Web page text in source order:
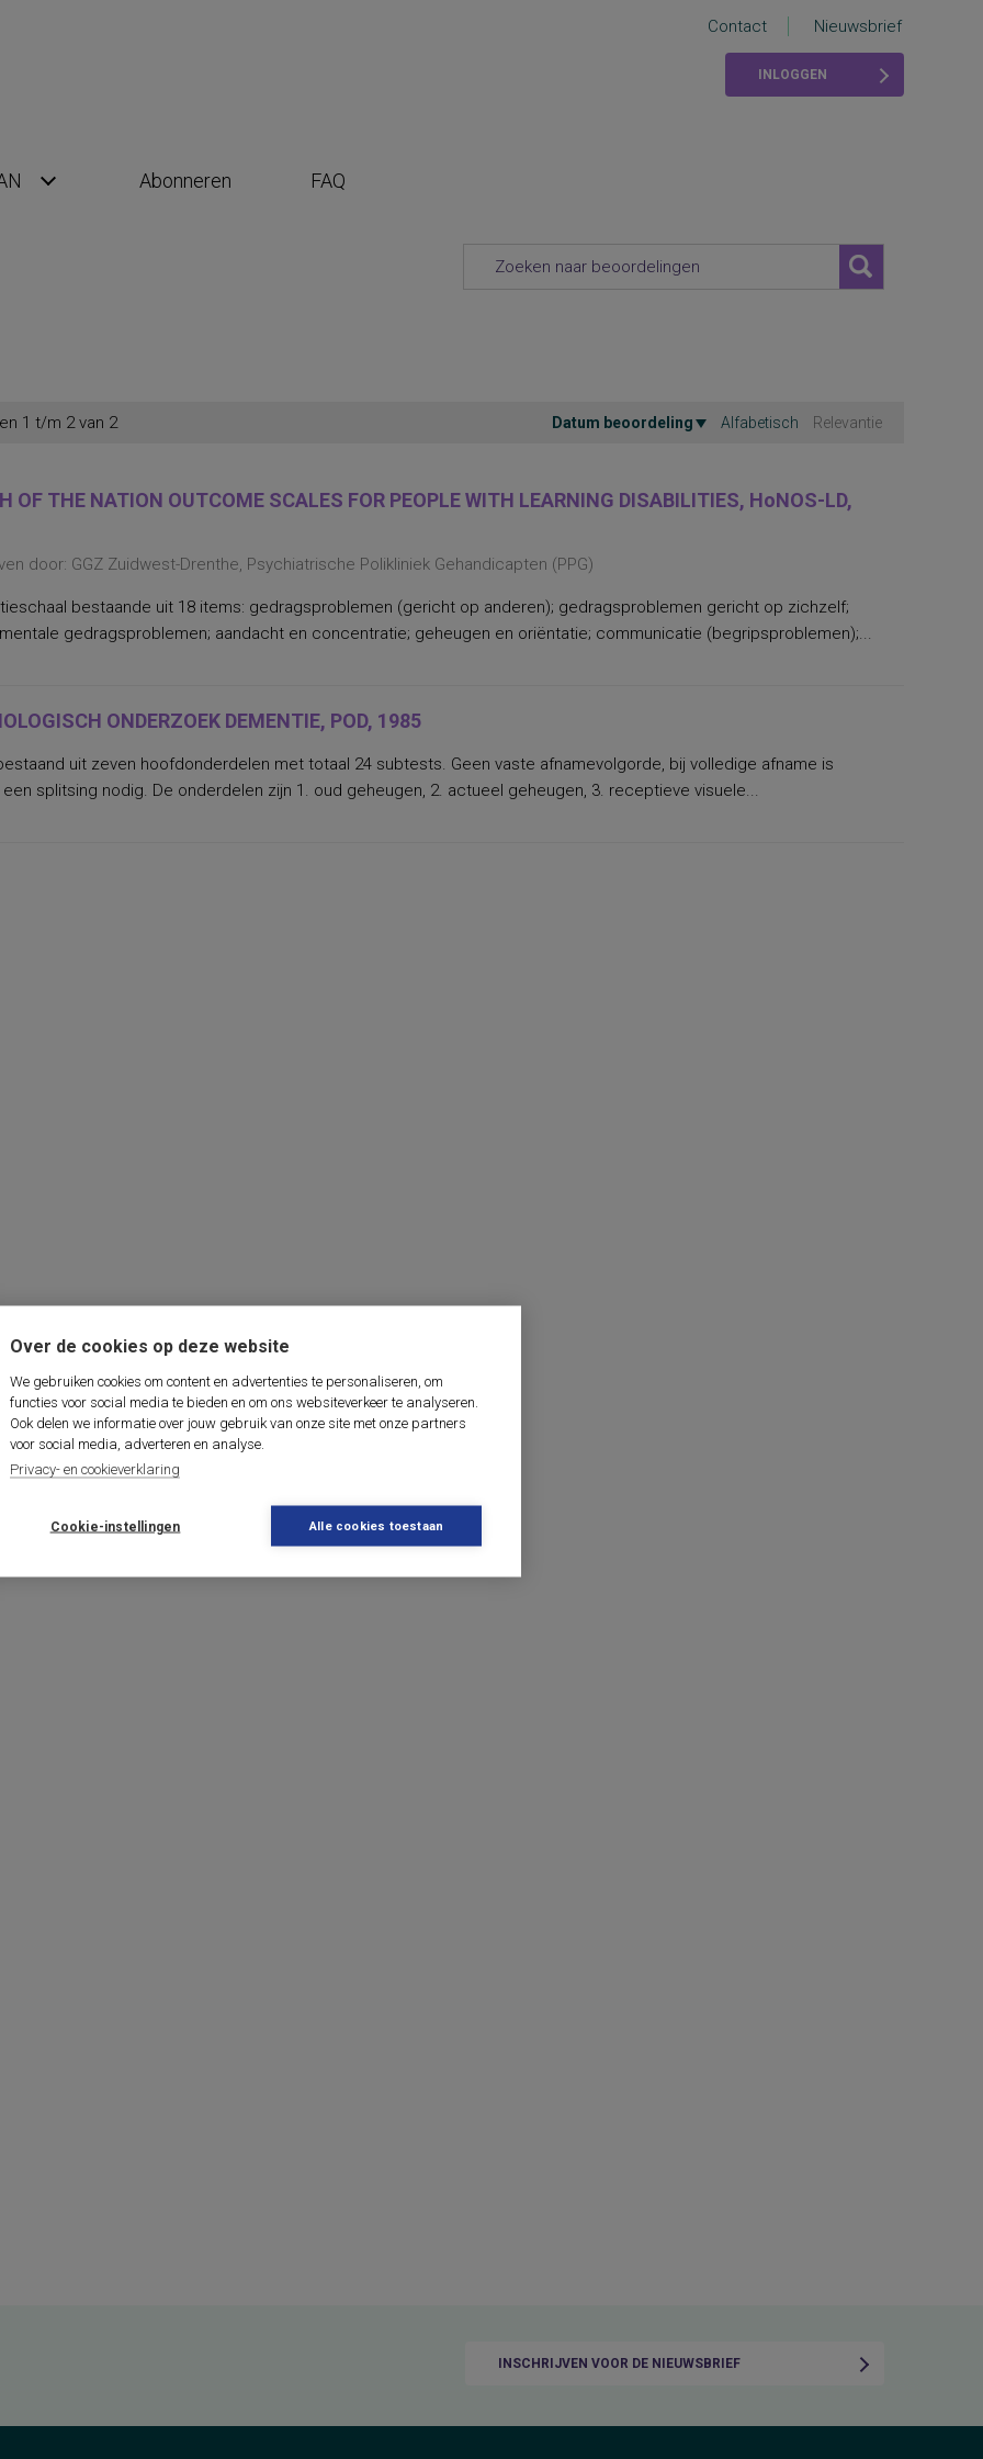
Over de cookies op deze website
We gebruiken cookies om content en advertenties te personaliseren, om
functies voor social media te bieden en om ons websiteverkeer te analyseren.
Ook delen we informatie over jouw gebruik van onze site met onze partners
voor social media, adverteren en analyse.
Privacy- en cookieverklaring
Cookie-instellingen Alle cookies toestaan
Contact Nieuwsbrief
INLOGGEN
Abonneren FAQ
1 t/m 2 van 2 Datum beoordeling Alfabetisch Relevantie
OF THE NATION OUTCOME SCALES FOR PEOPLE WITH LEARNING DISABILITIES, HoNOS-LD,
door: GGZ Zuidwest-Drenthe, Psychiatrische Polikliniek Gehandicapten (PPG)
bestaande uit 18 items: gedragsproblemen (gericht op anderen); gedragsproblemen gericht op zichzelf;
gedragsproblemen; aandacht en concentratie; geheugen en oriëntatie; communicatie (begripsproblemen);...
ONDERZOEK DEMENTIE, POD, 1985
uit zeven hoofdonderdelen met totaal 24 subtests. Geen vaste afnamevolgorde, bij volledige afname is
splitsing nodig. De onderdelen zijn 1. oud geheugen, 2. actueel geheugen, 3. receptieve visuele...
INSCHRIJVEN VOOR DE NIEUWSBRIEF